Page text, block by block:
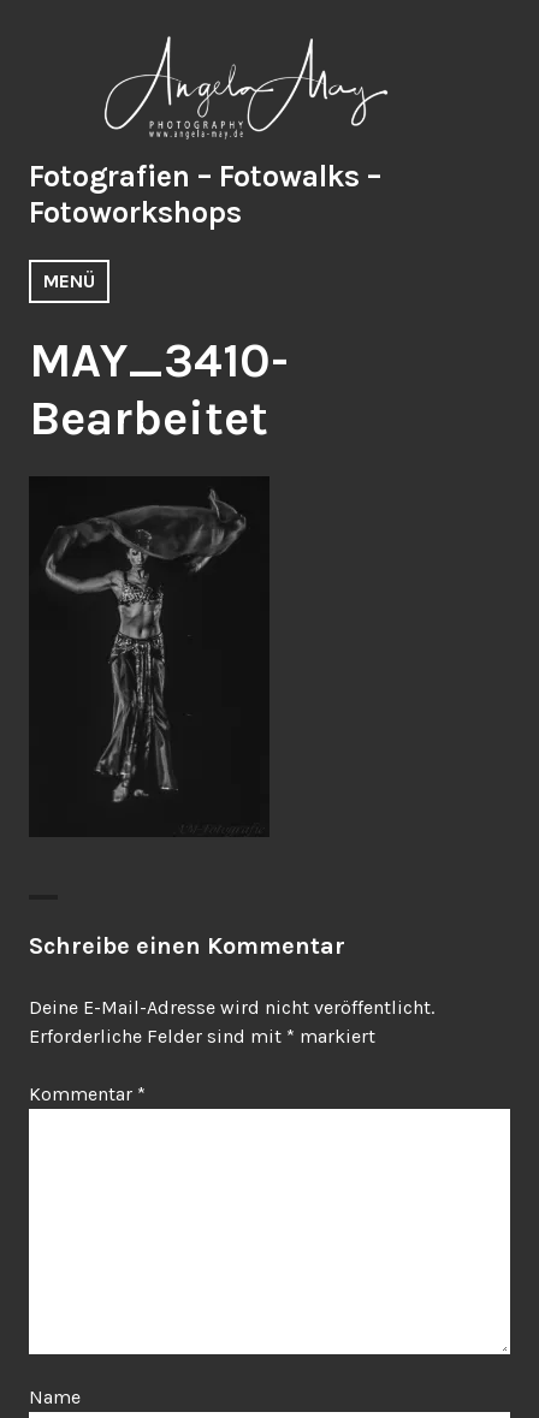
Fotografien – Fotowalks –
Fotoworkshops
MENÜ
MAY_3410-
Bearbeitet
Schreibe einen Kommentar
Deine E-Mail-Adresse wird nicht veröffentlicht.
Erforderliche Felder sind mit * markiert
Kommentar *
Name